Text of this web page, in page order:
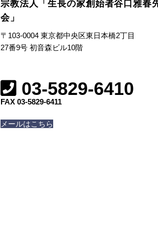
宗教法人「生長の家創始者谷口雅春
会」
〒103-0004 東京都中央区東日本橋2丁目
27番9号 初音森ビル10階
03-5829-6410
FAX 03-5829-6411
メールはこちら